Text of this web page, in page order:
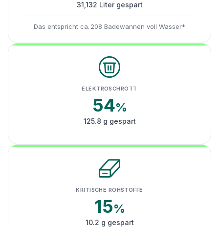
31,132 Liter gespart
Das entspricht ca. 208 Badewannen voll Wasser*
ELEKTROSCHROTT
54%
125.8 g gespart
KRITISCHE ROHSTOFFE
15%
10.2 g gespart